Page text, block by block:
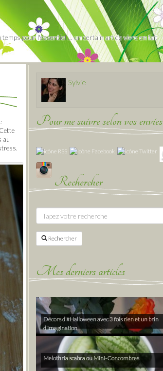
pour l'essentiel … un certain art de vivre en fait
au
Sylvie
Pour me suivre selon vos envies
Rechercher
Rechercher
Mes derniers articles
Décors d’#Halloween avec 3 fois rien et un brin
d’imagination
Melothria scabra ou Mini-Concombres